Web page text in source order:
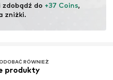
do +37 Coins,
zniżki.
RÓWNIEŻ
produkty